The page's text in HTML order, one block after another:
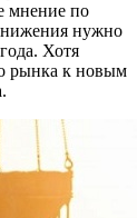
мнение по
нужно
Хотя
рынка к новым